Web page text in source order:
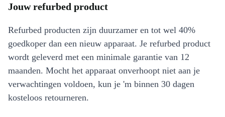
Jouw refurbed product
Refurbed producten zijn duurzamer en tot wel 40%
goedkoper dan een nieuw apparaat. Je refurbed product
wordt geleverd met een minimale garantie van 12
maanden. Mocht het apparaat onverhoopt niet aan je
verwachtingen voldoen, kun je 'm binnen 30 dagen
kosteloos retourneren.